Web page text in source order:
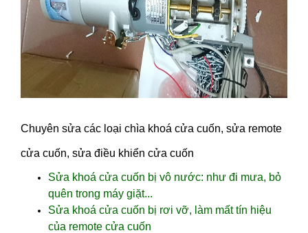
Chuyên sửa các loại chìa khoá cửa cuốn, sửa remote
cửa cuốn, sửa điều khiển cửa cuốn
Sửa khoá cửa cuốn bị vô nước: như đi mưa, bỏ
quên trong máy giặt...
Sửa khoá cửa cuốn bị rơi vỡ, làm mất tín hiệu
của remote cửa cuốn